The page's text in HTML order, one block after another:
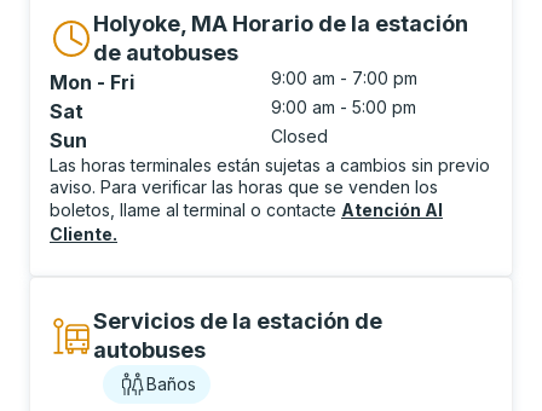
Holyoke, MA Horario de la estación
de autobuses
Mon - Fri 9:00 am - 7:00 pm
Sat 9:00 am - 5:00 pm
Sun
Closed
Las horas terminales están sujetas a cambios sin previo
aviso. Para verificar las horas que se venden los
boletos, llame al terminal o contacte Atención Al
Cliente.
Servicios de la estación de
autobuses
Baños